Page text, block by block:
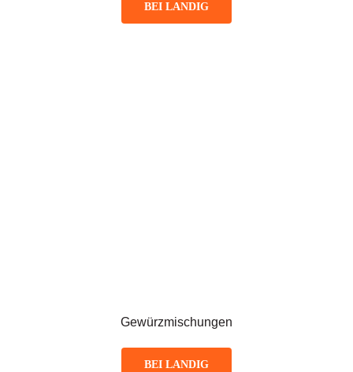
BEI LANDIG
Gewürzmischungen
BEI LANDIG